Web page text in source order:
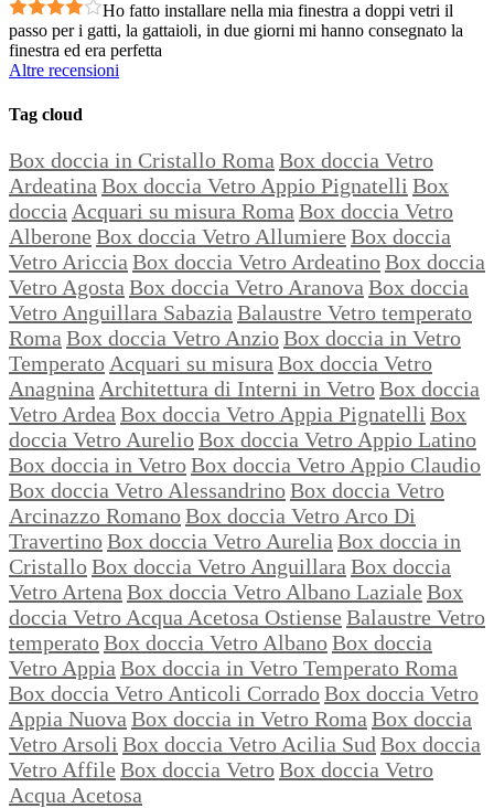
Ho fatto installare nella mia finestra a doppi vetri il
passo per i gatti, la gattaioli, in due giorni mi hanno consegnato la
finestra ed era perfetta
Altre recensioni
Tag cloud
Box doccia in Cristallo Roma Box doccia Vetro
Ardeatina Box doccia Vetro Appio Pignatelli Box
doccia Acquari su misura Roma Box doccia Vetro
Alberone Box doccia Vetro Allumiere Box doccia
Vetro Ariccia Box doccia Vetro ArdeatinoBox doccia
Vetro Agosta Box doccia Vetro Aranova Box doccia
Vetro Anguillara Sabazia Balaustre Vetro temperato
Roma Box doccia Vetro AnzioBox doccia in Vetro
Temperato Acquari su misura Box doccia Vetro
Anagnina Architettura di Interni in VetroBox doccia
Vetro Ardea Box doccia Vetro Appia Pignatelli Box
doccia Vetro AurelioBox doccia Vetro Appio Latino
Box doccia in VetroBox doccia Vetro Appio Claudio
Box doccia Vetro AlessandrinoBox doccia Vetro
Arcinazzo RomanoBox doccia Vetro Arco Di
TravertinoBox doccia Vetro Aurelia Box doccia in
CristalloBox doccia Vetro Anguillara Box doccia
Vetro Artena Box doccia Vetro Albano Laziale Box
doccia Vetro Acqua Acetosa Ostiense Balaustre Vetro
temperatoBox doccia Vetro AlbanoBox doccia
Vetro Appia Box doccia in Vetro Temperato Roma
Box doccia Vetro Anticoli CorradoBox doccia Vetro
Appia Nuova Box doccia in Vetro Roma Box doccia
Vetro Arsoli Box doccia Vetro Acilia Sud Box doccia
Vetro Affile Box doccia VetroBox doccia Vetro
Acqua Acetosa